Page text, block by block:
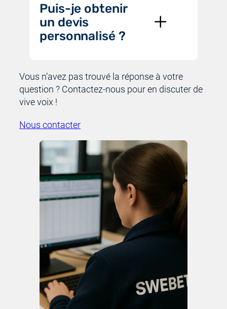
Puis-je obtenir
un devis
personnalisé ?
Vous n’avez pas trouvé la réponse à votre
question ? Contactez-nous pour en discuter de
vive voix !
Nous contacter